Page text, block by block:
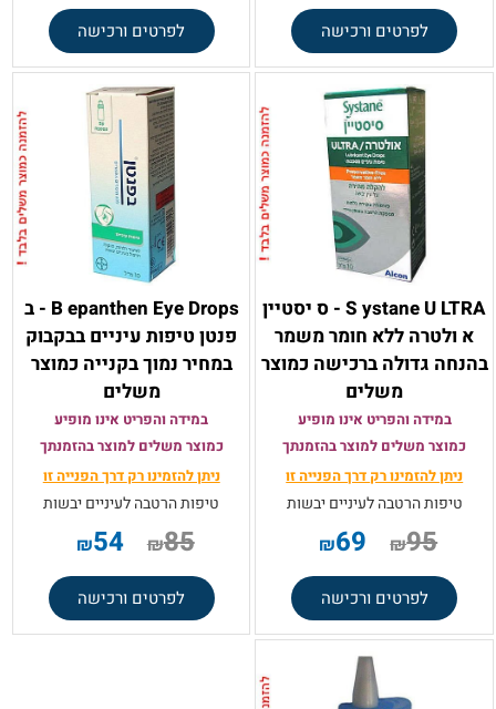
לפרטים ורכישה לפרטים ורכישה
S ystane U LTRA - ס יסטיין
א ולטרה ללא חומר משמר
בהנחה גדולה ברכישה כמוצר
משלים
במידה והפריט אינו מופיע
כמוצר משלים למוצר בהזמנתך
ניתן להזמינו רק דרך הפנייה זו
טיפות הרטבה לעיניים יבשות
₪95
₪69
לפרטים ורכישה
B epanthen Eye Drops - ב
פנטן טיפות עיניים בבקבוק
במחיר נמוך בקנייה כמוצר
משלים
במידה והפריט אינו מופיע
כמוצר משלים למוצר בהזמנתך
ניתן להזמינו רק דרך הפנייה זו
טיפות הרטבה לעיניים יבשות
₪85
₪54
לפרטים ורכישה